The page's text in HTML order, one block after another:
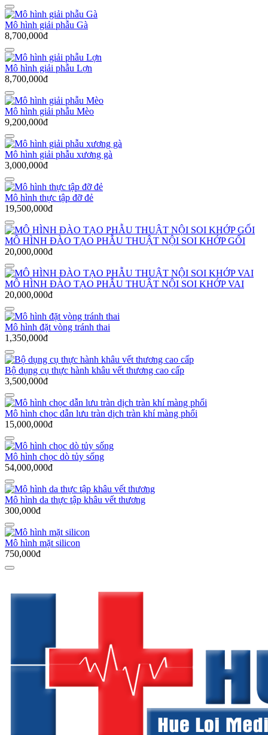
Mô hình giải phẫu Gà
8,700,000đ
Mô hình giải phẫu Lợn
8,700,000đ
Mô hình giải phẫu Mèo
9,200,000đ
Mô hình giải phẫu xương gà
3,000,000đ
Mô hình thực tập đỡ đẻ
19,500,000đ
MÔ HÌNH ĐÀO TẠO PHẪU THUẬT NỘI SOI KHỚP GỐI
20,000,000đ
MÔ HÌNH ĐÀO TẠO PHẪU THUẬT NỘI SOI KHỚP VAI
20,000,000đ
Mô hình đặt vòng tránh thai
1,350,000đ
Bộ dụng cụ thực hành khâu vết thương cao cấp
3,500,000đ
Mô hình chọc dẫn lưu tràn dịch tràn khí màng phổi
15,000,000đ
Mô hình chọc dò tủy sống
54,000,000đ
Mô hình da thực tập khâu vết thương
300,000đ
Mô hình mặt silicon
750,000đ